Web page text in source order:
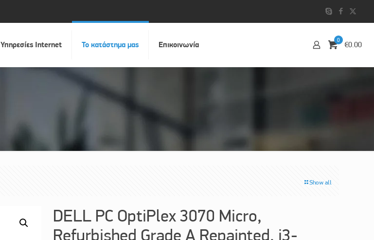
Υπηρεσίες Internet Το κατάστημα μας Επικοινωvία 0 €0.00
Show all
DELL PC OptiPlex 3070 Micro,
Refurbished Grade A Repainted, i3-